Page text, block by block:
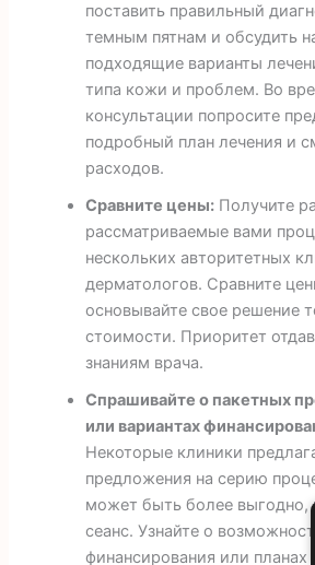
поставить правильный
темным пятнам и обсудить
подходящие варианты
типа кожи и проблем. Во
консультации попросите
подробный план лечения и
расходов.
Сравните цены:Получите
рассматриваемые вами
нескольких авторитетных
дерматологов. Сравните
основывайте свое решение
стоимости. Приоритет
знаниям врача.
Спрашивайте о пакетных
или вариантах
Некоторые клиники
предложения на серию
может быть более выгодно,
сеанс. Узнайте о
финансирования или планах